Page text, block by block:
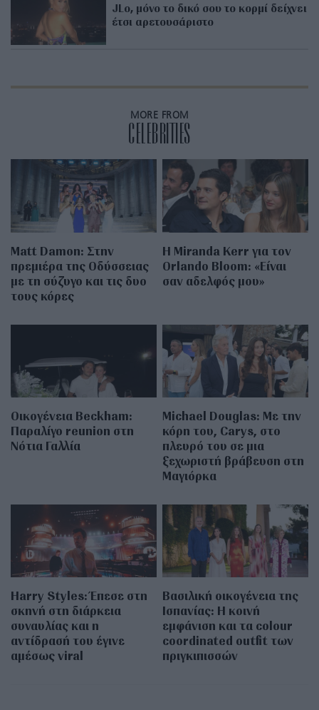
JLo, μόνο το δικό σου το κορμί δείχνει
έτσι αρετουσάριστο
MORE FROM
CELEBRITIES
Matt Damon: Στην
πρεμιέρα της Οδύσσειας
με τη σύζυγο και τις δυο
τους κόρες
Η Miranda Kerr για τον
Orlando Bloom: «Είναι
σαν αδελφός μου»
Οικογένεια Beckham:
Παραλίγο reunion στη
Νότια Γαλλία
Michael Douglas: Με την
κόρη του, Carys, στο
πλευρό του σε μια
ξεχωριστή βράβευση στη
Μαγιόρκα
Harry Styles: Έπεσε στη
σκηνή στη διάρκεια
συναυλίας και η
αντίδρασή του έγινε
αμέσως viral
Βασιλική οικογένεια της
Ισπανίας: Η κοινή
εμφάνιση και τα colour
coordinated outfit των
πριγκιπισσών